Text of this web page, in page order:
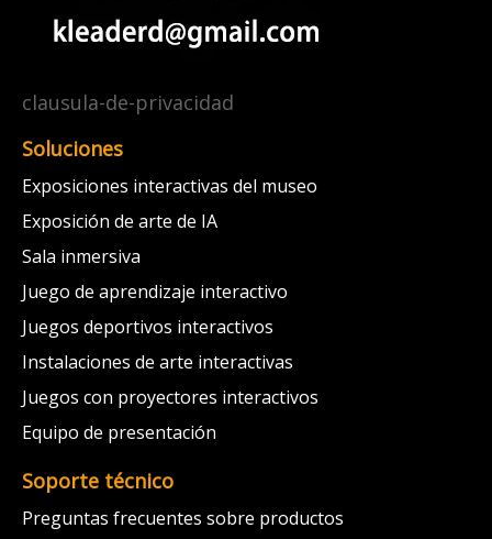
clausula-de-privacidad
Soluciones
Exposiciones interactivas del museo
Exposición de arte de IA
Sala inmersiva
Juego de aprendizaje interactivo
Juegos deportivos interactivos
Instalaciones de arte interactivas
Juegos con proyectores interactivos
Equipo de presentación
Soporte técnico
Preguntas frecuentes sobre productos